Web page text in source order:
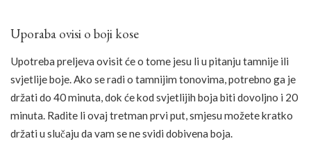
Uporaba ovisi o boji kose
Upotreba preljeva ovisit će o tome jesu li u pitanju tamnije ili
svjetlije boje. Ako se radi o tamnijim tonovima, potrebno ga je
držati do 40 minuta, dok će kod svjetlijih boja biti dovoljno i 20
minuta. Radite li ovaj tretman prvi put, smjesu možete kratko
držati u slučaju da vam se ne svidi dobivena boja.